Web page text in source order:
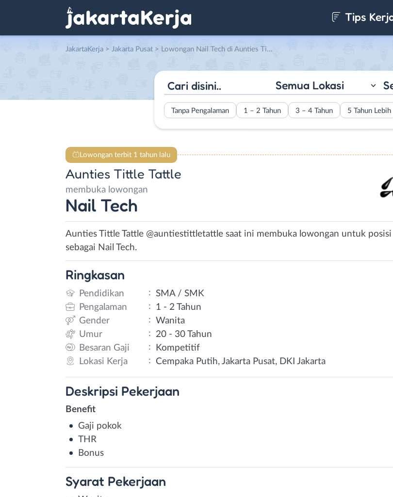
Tips
JakartaKerja > Jakarta Pusat > Lowongan Nail Tech di Aunties Tittle Tattle
Semua Lokasi
Tanpa Pengalaman 1 – 2 Tahun 3 – 4 Tahun 5 Tahun Lebih
Lowongan terbit 1 tahun lalu
Aunties Tittle Tattle
membuka lowongan
Nail Tech
Aunties Tittle Tattle @auntiestittletattle saat ini membuka lowongan untuk posisi
sebagai Nail Tech.
Ringkasan
Pendidikan : SMA / SMK
Pengalaman
:
1 - 2 Tahun
Gender
: Wanita
Umur
:
20 - 30 Tahun
Besaran Gaji
:
Kompetitif
Lokasi Kerja
: Cempaka Putih, Jakarta Pusat, DKI Jakarta
Deskripsi Pekerjaan
Benefit
Gaji pokok
THR
Bonus
Syarat Pekerjaan